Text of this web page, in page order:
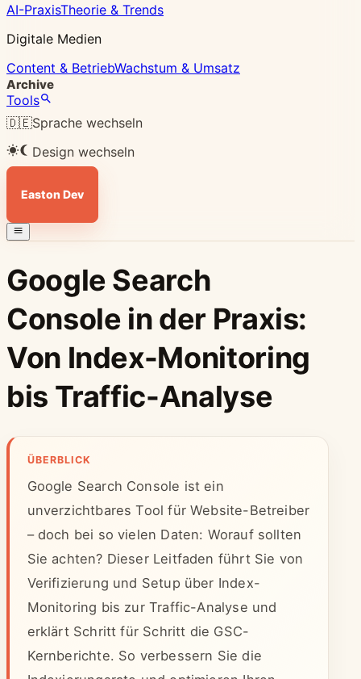
AI-PraxisTheorie & Trends
Digitale Medien
Content & BetriebWachstum & Umsatz
Archive
Tools
🇩🇪Sprache wechseln
Design wechseln
Easton Dev
Google Search
Console in der Praxis:
Von Index-Monitoring
bis Traffic-Analyse
ÜBERBLICK
Google Search Console ist ein
unverzichtbares Tool für Website-Betreiber
– doch bei so vielen Daten: Worauf sollten
Sie achten? Dieser Leitfaden führt Sie von
Verifizierung und Setup über Index-
Monitoring bis zur Traffic-Analyse und
erklärt Schritt für Schritt die GSC-
Kernberichte. So verbessern Sie die